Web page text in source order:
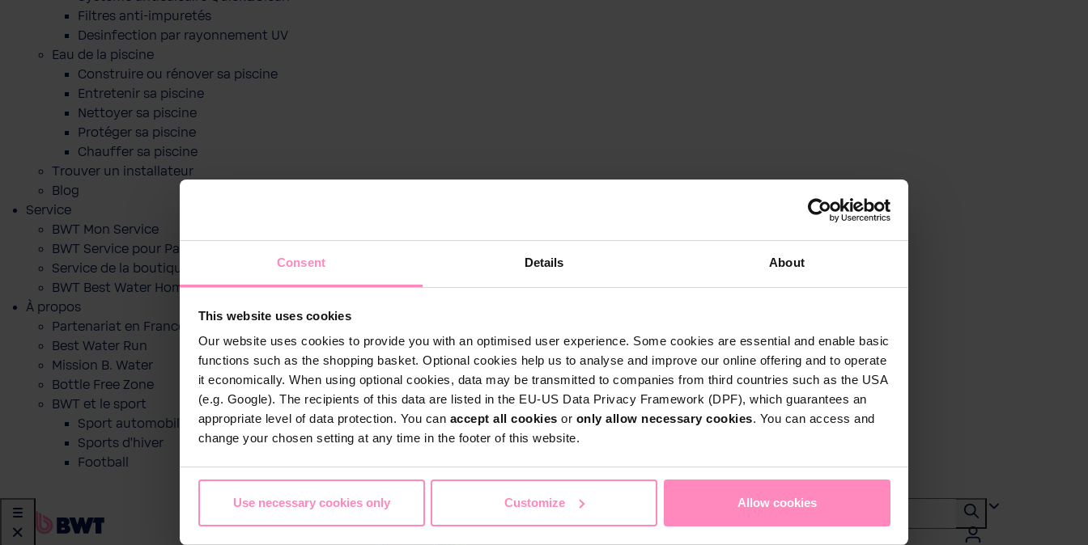
Consent Details About
This website uses cookies
Our website uses cookies to provide you with an optimised user experience. Some cookies are essential and enable basic
functions such as the shopping basket. Optional cookies help us to analyse and improve our online offering and to operate
it economically. When using optional cookies, data may be transmitted to companies from third countries such as the USA
(e.g. Google). The recipients of this data are listed in the EU-US Data Privacy Framework (DPF), which guarantees an
appropriate level of data protection. You can accept all cookies or only allow necessary cookies. You can access and
change your chosen setting at any time in the footer of this website.
Use necessary cookies only Customize Allow cookies
Filtres anti-impuretés
Desinfection par rayonnement UV
Eau de la piscine
Construire ou rénover sa piscine
Entretenir sa piscine
Nettoyer sa piscine
Protéger sa piscine
Chauffer sa piscine
Trouver un installateur
Blog
Service
BWT Mon Service
BWT Service pour Particuliers
Service de la boutique en ligne
BWT Best Water Home App
À propos
Partenariat en France
Best Water Run
Mission B. Water
Bottle Free Zone
BWT et le sport
Sport automobile
Sports d'hiver
Football
Boutique en ligne